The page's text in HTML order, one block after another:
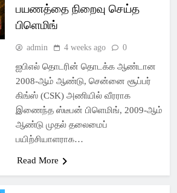
பயணத்தை நிறைவு செய்த
பிளெமிங்
admin 4 weeks ago 0
ஐபிஎல் தொடரின் தொடக்க ஆண்டான
2008-ஆம் ஆண்டு, சென்னை சூப்பர்
கிங்ஸ் (CSK) அணியில் வீரராக
இணைந்த ஸ்டீபன் பிளெமிங், 2009-ஆம்
ஆண்டு முதல் தலைமைப்
பயிற்சியாளராக…
Read More